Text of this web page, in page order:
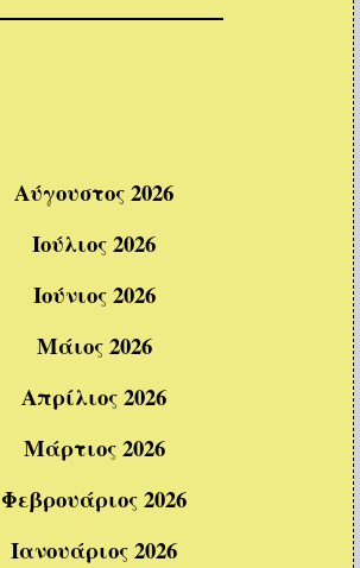
Αύγουστος 2026
Ιούλιος 2026
Ιούνιος 2026
Μάιος 2026
Απρίλιος 2026
Μάρτιος 2026
Φεβρουάριος 2026
Ιανουάριος 2026